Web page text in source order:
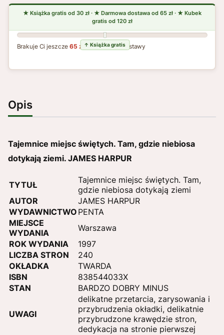
Brakuje Ci jeszcze65 zł do darmowej dostawy
Opis
Tajemnice miejsc świętych. Tam, gdzie niebiosa
dotykają ziemi. JAMES HARPUR
TYTUŁ
Tajemnice miejsc świętych. Tam,
gdzie niebiosa dotykają ziemi
AUTOR
JAMES HARPUR
WYDAWNICTWO PENTA
MIEJSCE
WYDANIA
Warszawa
ROK WYDANIA
1997
LICZBA STRON
240
OKŁADKA
TWARDA
ISBN
838544033X
STAN
BARDZO DOBRY MINUS
UWAGI
delikatne przetarcia, zarysowania i
przybrudzenia okładki, delikatnie
przybrudzone krawędzie stron,
dedykacja na stronie pierwszej